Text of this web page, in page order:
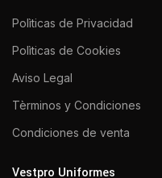
Polìticas de Privacidad
Polìticas de Cookies
Aviso Legal
Tèrminos y Condiciones
Condiciones de venta
Vestpro Uniformes